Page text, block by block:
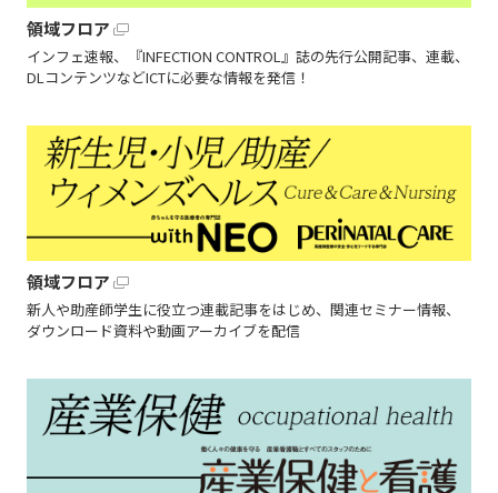
領域フロア
インフェ速報、『INFECTION CONTROL』誌の先行公開記事、連載、
DLコンテンツなどICTに必要な情報を発信！
領域フロア
新人や助産師学生に役立つ連載記事をはじめ、関連セミナー情報、
ダウンロード資料や動画アーカイブを配信